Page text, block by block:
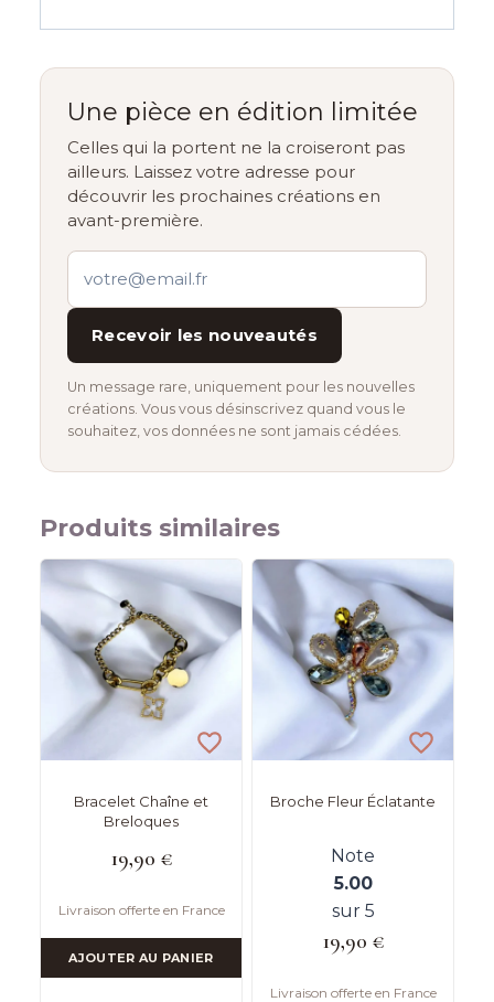
Une pièce en édition limitée
Celles qui la portent ne la croiseront pas
ailleurs. Laissez votre adresse pour
découvrir les prochaines créations en
avant-première.
Recevoir les nouveautés
Un message rare, uniquement pour les nouvelles
créations. Vous vous désinscrivez quand vous le
souhaitez, vos données ne sont jamais cédées.
Produits similaires
Bracelet Chaîne et
Breloques
19,90 €
Livraison offerte en France
AJOUTER AU PANIER
Broche Fleur Éclatante
Note
5.00
sur 5
19,90 €
Livraison offerte en France